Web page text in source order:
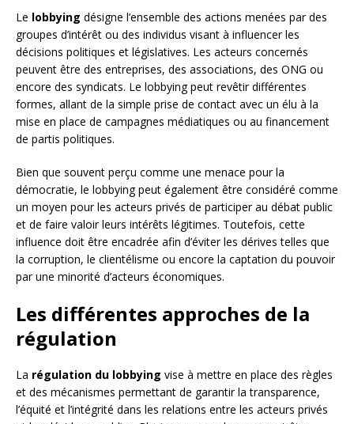
Le lobbying désigne l’ensemble des actions menées par des
groupes d’intérêt ou des individus visant à influencer les
décisions politiques et législatives. Les acteurs concernés
peuvent être des entreprises, des associations, des ONG ou
encore des syndicats. Le lobbying peut revêtir différentes
formes, allant de la simple prise de contact avec un élu à la
mise en place de campagnes médiatiques ou au financement
de partis politiques.
Bien que souvent perçu comme une menace pour la
démocratie, le lobbying peut également être considéré comme
un moyen pour les acteurs privés de participer au débat public
et de faire valoir leurs intérêts légitimes. Toutefois, cette
influence doit être encadrée afin d’éviter les dérives telles que
la corruption, le clientélisme ou encore la captation du pouvoir
par une minorité d’acteurs économiques.
Les différentes approches de la
régulation
La régulation du lobbying vise à mettre en place des règles
et des mécanismes permettant de garantir la transparence,
l’équité et l’intégrité dans les relations entre les acteurs privés